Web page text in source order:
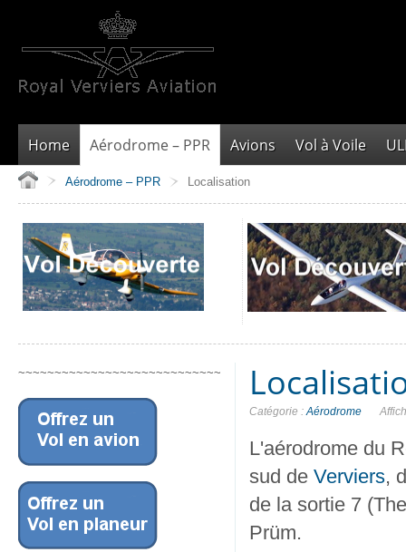
Home Aérodrome – PPR Avions Vol à Voile
Aérodrome – PPR Localisation
Catégorie : Aérodrome
L'aérodrome du
sud de Verviers,
de la sortie 7
Prüm.
~~~~~~~~~~~~~~~~~~~~~~~~~~~~